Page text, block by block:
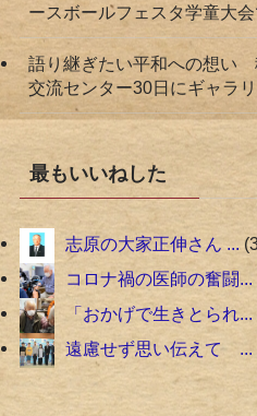
ースボールフェスタ学童大
語り継ぎたい平和への想
交流センター30日にギャラ
最もいいねした
志原の大家正伸さん ...
コロナ禍の医師の奮闘...
「おかげで生きとられ...
遠慮せず思い伝えて ...